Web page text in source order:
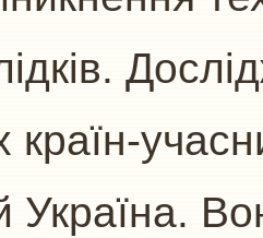
країн-
Україна.